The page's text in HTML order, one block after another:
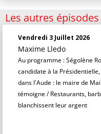
Les autres épisodes
Vendredi 3 Juillet 2026
Maxime Lledo
Au programme : Ségolène
candidate à la
dans l'Aude : le maire de
témoigne / Restaurants,
blanchissent leur argent